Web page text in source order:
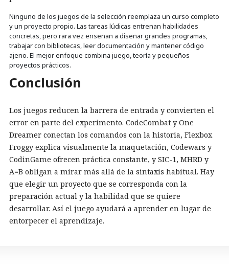
Ninguno de los juegos de la selección reemplaza un curso completo
y un proyecto propio. Las tareas lúdicas entrenan habilidades
concretas, pero rara vez enseñan a diseñar grandes programas,
trabajar con bibliotecas, leer documentación y mantener código
ajeno. El mejor enfoque combina juego, teoría y pequeños
proyectos prácticos.
Conclusión
Los juegos reducen la barrera de entrada y convierten el
error en parte del experimento. CodeCombat y One
Dreamer conectan los comandos con la historia, Flexbox
Froggy explica visualmente la maquetación, Codewars y
CodinGame ofrecen práctica constante, y SIC-1, MHRD y
A=B obligan a mirar más allá de la sintaxis habitual. Hay
que elegir un proyecto que se corresponda con la
preparación actual y la habilidad que se quiere
desarrollar. Así el juego ayudará a aprender en lugar de
entorpecer el aprendizaje.